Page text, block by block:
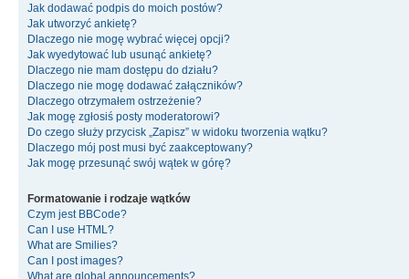
Jak dodawać podpis do moich postów?
Jak utworzyć ankietę?
Dlaczego nie mogę wybrać więcej opcji?
Jak wyedytować lub usunąć ankietę?
Dlaczego nie mam dostępu do działu?
Dlaczego nie mogę dodawać załączników?
Dlaczego otrzymałem ostrzeżenie?
Jak mogę zgłosiś posty moderatorowi?
Do czego służy przycisk „Zapisz” w widoku tworzenia wątku?
Dlaczego mój post musi być zaakceptowany?
Jak mogę przesunąć swój wątek w górę?
Formatowanie i rodzaje wątków
Czym jest BBCode?
Can I use HTML?
What are Smilies?
Can I post images?
What are global announcements?